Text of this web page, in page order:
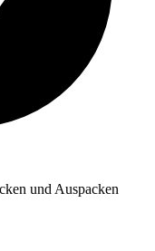
und Auspacken